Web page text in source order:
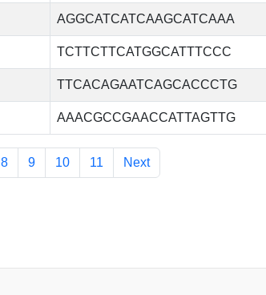
AGGCATCATCAAGCATCAAA
TCTTCTTCATGGCATTTCCC
TTCACAGAATCAGCACCCTG
AAACGCCGAACCATTAGTTG
8 9 10 11 Next